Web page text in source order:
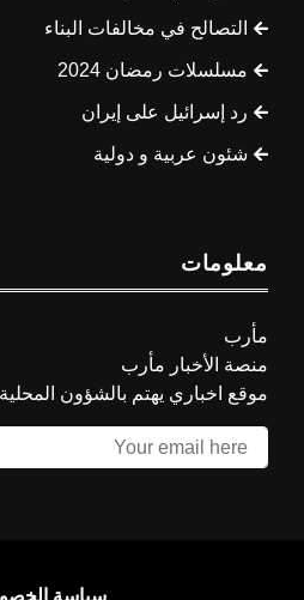
التصالح في مخالفات البناء
مسلسلات رمضان 2024
رد إسرائيل على إيران
شئون عربية و دولية
معلومات
مأرب
منصة الأخبار مأرب
موقع اخباري يهتم بالشؤون المحلية